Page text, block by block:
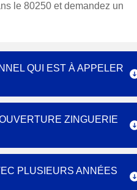
le 80250 et demandez un
QUI EST À APPELER
ZINGUERIE
PLUSIEURS ANNÉES